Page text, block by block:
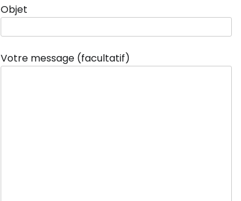
Objet
Votre message (facultatif)